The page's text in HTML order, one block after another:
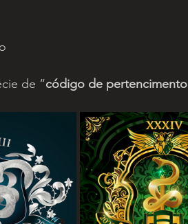
de “código de pertencimento